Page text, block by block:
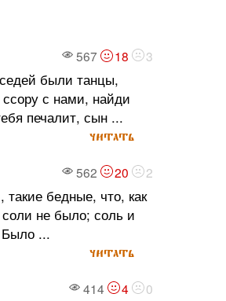
567 18 3
были танцы,
с нами, найди
печалит, сын ...
читать
562 20 2
бедные, что, как
соли не было; соль и
Было ...
читать
414 4 0